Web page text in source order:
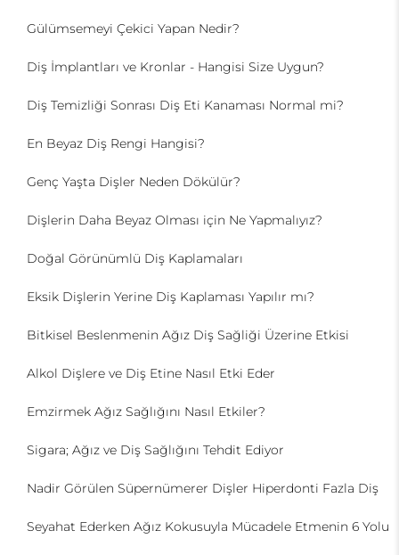
Gülümsemeyi Çekici Yapan Nedir?
Diş İmplantları ve Kronlar - Hangisi Size Uygun?
Diş Temizliği Sonrası Diş Eti Kanaması Normal mi?
En Beyaz Diş Rengi Hangisi?
Genç Yaşta Dişler Neden Dökülür?
Dişlerin Daha Beyaz Olması için Ne Yapmalıyız?
Doğal Görünümlü Diş Kaplamaları
Eksik Dişlerin Yerine Diş Kaplaması Yapılır mı?
Bitkisel Beslenmenin Ağız Diş Sağliği Üzerine Etkisi
Alkol Dişlere ve Diş Etine Nasıl Etki Eder
Emzirmek Ağız Sağlığını Nasıl Etkiler?
Sigara; Ağız ve Diş Sağlığını Tehdit Ediyor
Nadir Görülen Süpernümerer Dişler Hiperdonti Fazla Diş
Seyahat Ederken Ağız Kokusuyla Mücadele Etmenin 6 Yolu